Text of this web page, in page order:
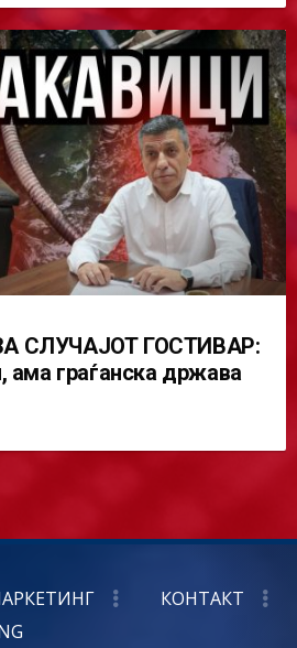
СЛУЧАЈОТ ГОСТИВАР:
ама граѓанска држава
КОНТАКТ